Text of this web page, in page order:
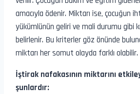
amacıyla ödenir. Miktarı ise, çocuğun
yükümlünün geliri ve mali durumu gibi
belirlenir. Bu kriterler göz önünde
miktarı her somut olayda farklı olabilir.
İştirak nafakasının miktarını
şunlardır: